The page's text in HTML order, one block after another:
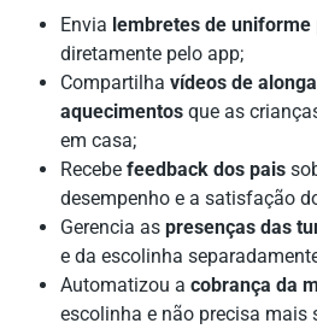
Envia lembretes de uniforme
diretamente pelo app;
Compartilha vídeos de
aquecimentos que as
em casa;
Recebe feedback dos pais
desempenho e a satisfação
Gerencia as presenças das
e da escolinha
Automatizou a cobrança da
escolinha e não precisa mais